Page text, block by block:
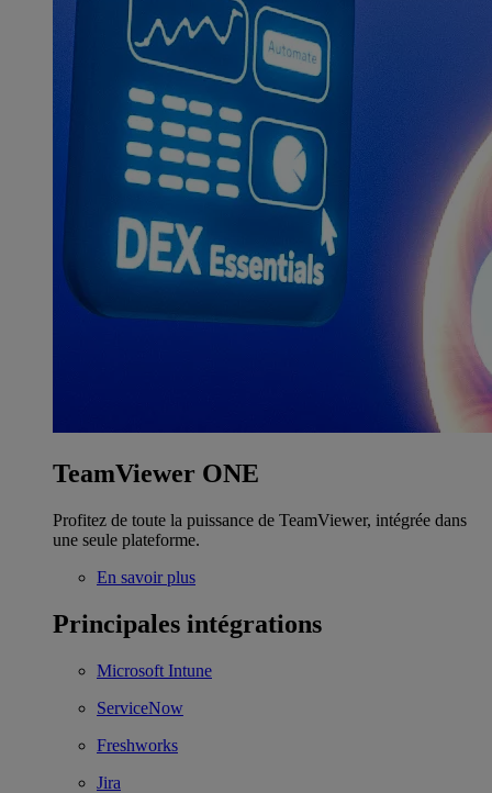
TeamViewer ONE
Profitez de toute la puissance de TeamViewer, intégrée dans
une seule plateforme.
En savoir plus
Principales intégrations
Microsoft Intune
ServiceNow
Freshworks
Jira